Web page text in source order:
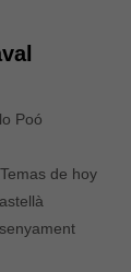
Poó
Temas de hoy